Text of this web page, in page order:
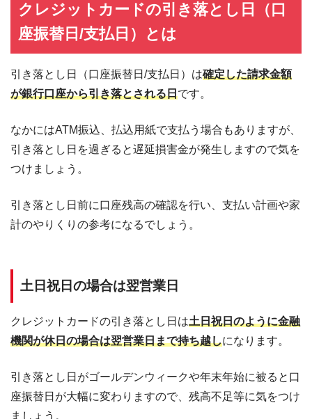
クレジットカードの引き落とし日（口
座振替日/支払日）とは
引き落とし日（口座振替日/支払日）は確定した請求金額
が銀行口座から引き落とされる日です。
なかにはATM振込、払込用紙で支払う場合もありますが、
引き落とし日を過ぎると遅延損害金が発生しますので気を
つけましょう。
引き落とし日前に口座残高の確認を行い、支払い計画や家
計のやりくりの参考になるでしょう。
土日祝日の場合は翌営業日
クレジットカードの引き落とし日は土日祝日のように金融
機関が休日の場合は翌営業日まで持ち越しになります。
引き落とし日がゴールデンウィークや年末年始に被ると口
座振替日が大幅に変わりますので、残高不足等に気をつけ
ましょう。